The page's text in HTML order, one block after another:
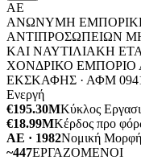
ΑΕ
ΑΝΩΝΥΜΗ
ΑΝΤΙΠΡΟΣΩΠΕΙΩΝ
ΚΑΙ ΝΑΥΤΙΛΙΑΚΗ
ΧΟΝΔΡΙΚΟ
ΕΚΣΚΑΦΗΣ · ΑΦΜ
Ενεργή
€195.30MΚύκλος
€18.99MΚέρδος προ
ΑΕ · 1982Νομική
~447ΕΡΓΑΖΟΜΕΝΟΙ